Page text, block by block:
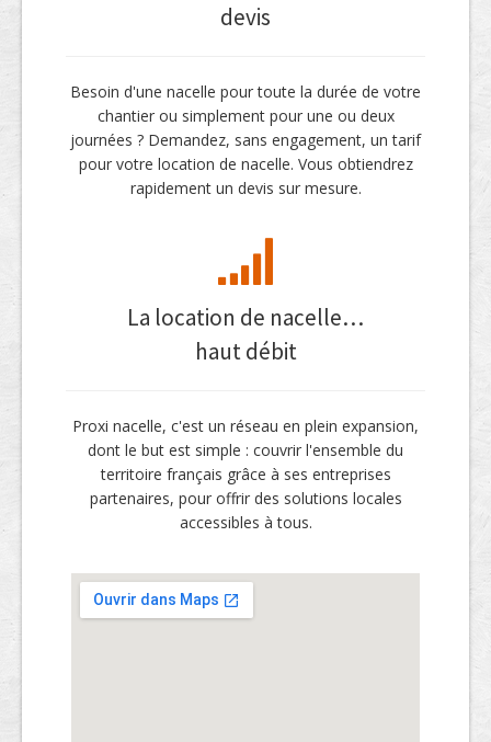
devis
Besoin d'une nacelle pour toute la durée de votre
chantier ou simplement pour une ou deux
journées ? Demandez, sans engagement, un tarif
pour votre location de nacelle. Vous obtiendrez
rapidement un devis sur mesure.
La location de nacelle…
haut débit
Proxi nacelle, c'est un réseau en plein expansion,
dont le but est simple : couvrir l'ensemble du
territoire français grâce à ses entreprises
partenaires, pour offrir des solutions locales
accessibles à tous.